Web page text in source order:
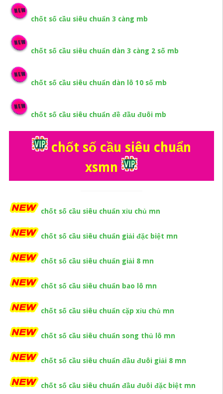
chốt số cầu siêu chuẩn 3 càng mb
chốt số cầu siêu chuẩn dàn 3 càng 2 số mb
chốt số cầu siêu chuẩn dàn lô 10 số mb
chốt số cầu siêu chuẩn đề đầu đuôi mb
chốt số cầu siêu chuẩn
xsmn
chốt số cầu siêu chuẩn xỉu chủ mn
chốt số cầu siêu chuẩn giải đặc biệt mn
chốt số cầu siêu chuẩn giải 8 mn
chốt số cầu siêu chuẩn bao lô mn
chốt số cầu siêu chuẩn cặp xỉu chủ mn
chốt số cầu siêu chuẩn song thủ lô mn
chốt số cầu siêu chuẩn đầu đuôi giải 8 mn
chốt số cầu siêu chuẩn đầu đuôi đặc biệt mn